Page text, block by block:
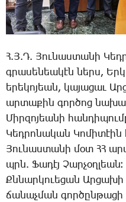
Հ.Յ.Դ. ­­Յու­նաս­տա­նի
գրա­սե­նեա­կէն ներս,
ե­րե­կո­յեան, կա­յա­ցաւ
ար­տա­քին գոր­ծոց
­­Միր­զո­յեա­նի
­­Կեդ­րո­նա­կան ­­Կո­մի­տէին
­­Յու­նաս­տա­նի մօտ ՀՀ
պրն. ­­Ֆա­դէյ ­­Չար­չօղ­լեա­ն։
Քն­նար­կո­ւե­ցան
ճա­նաչ­ման գոր­ծըն­թա­ցի